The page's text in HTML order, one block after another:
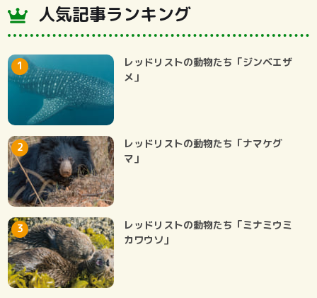
人気記事ランキング
レッドリストの動物たち「ジンベエザ
メ」
レッドリストの動物たち「ナマケグ
マ」
レッドリストの動物たち「ミナミウミ
カワウソ」